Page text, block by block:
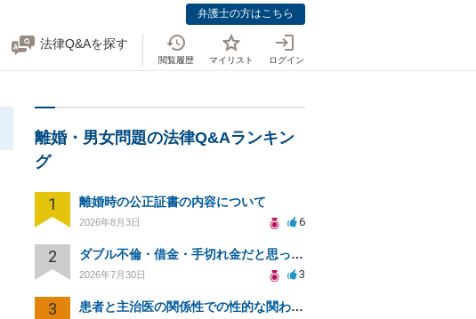
弁護士の方はこちら
法律Q&Aを探す
閲覧履歴 マイリスト ログイン
離婚・男女問題の法律Q&Aランキン
グ
1 離婚時の公正証書の内容について
2026年8月3日 6
2 ダブル不倫・借金・手切れ金だと思っていたお金を1年後いまさら脅迫罪として通知書が来てまとめて請求
2026年7月30日 3
3 患者と主治医の関係性での性的な関わりからのトラブル